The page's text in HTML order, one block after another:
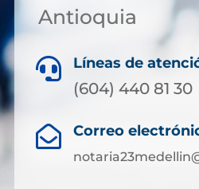
Antioquia
 Líneas de
(604) 440 81 30
 Correo